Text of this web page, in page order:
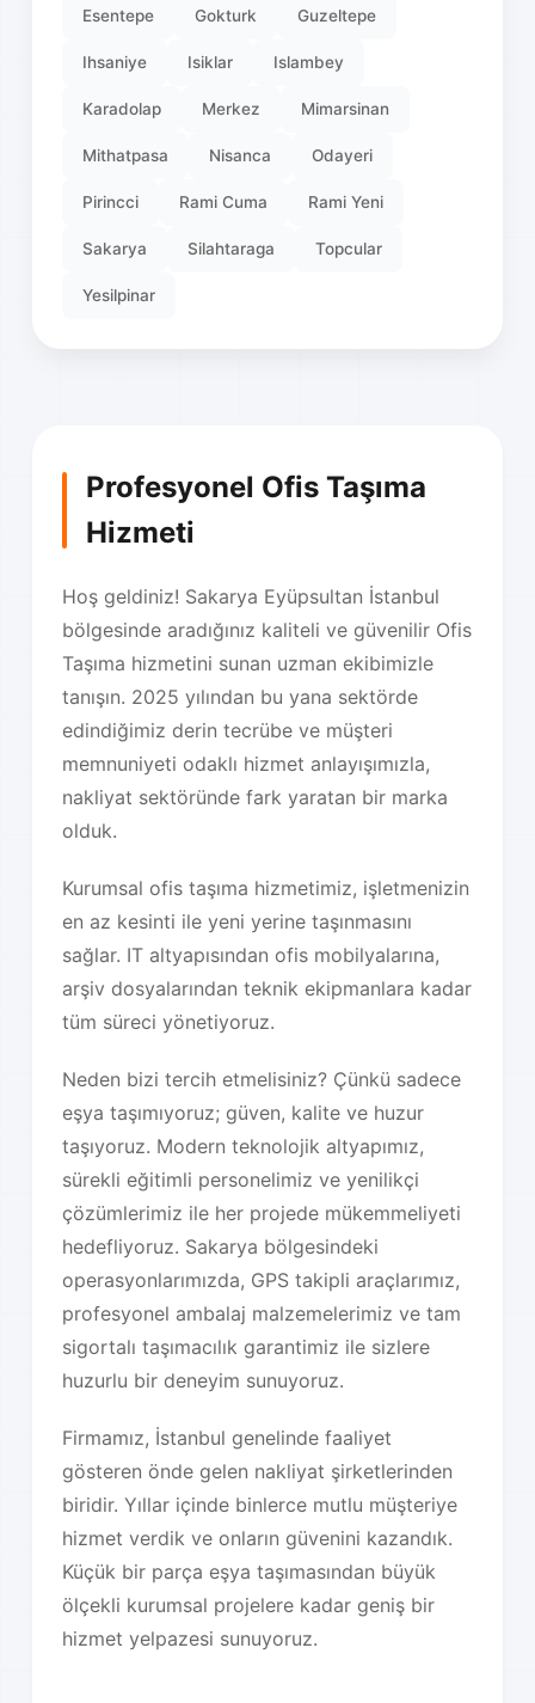
Profesyonel Ofis Taşıma
Hizmeti
Hoş geldiniz! Sakarya Eyüpsultan İstanbul
bölgesinde aradığınız kaliteli ve güvenilir Ofis
Taşıma hizmetini sunan uzman ekibimizle
tanışın. 2025 yılından bu yana sektörde
edindiğimiz derin tecrübe ve müşteri
memnuniyeti odaklı hizmet anlayışımızla,
nakliyat sektöründe fark yaratan bir marka
olduk.
Kurumsal ofis taşıma hizmetimiz, işletmenizin
en az kesinti ile yeni yerine taşınmasını
sağlar. IT altyapısından ofis mobilyalarına,
arşiv dosyalarından teknik ekipmanlara kadar
tüm süreci yönetiyoruz.
Neden bizi tercih etmelisiniz? Çünkü sadece
eşya taşımıyoruz; güven, kalite ve huzur
taşıyoruz. Modern teknolojik altyapımız,
sürekli eğitimli personelimiz ve yenilikçi
çözümlerimiz ile her projede mükemmeliyeti
hedefliyoruz. Sakarya bölgesindeki
operasyonlarımızda, GPS takipli araçlarımız,
profesyonel ambalaj malzemelerimiz ve tam
sigortalı taşımacılık garantimiz ile sizlere
huzurlu bir deneyim sunuyoruz.
Firmamız, İstanbul genelinde faaliyet
gösteren önde gelen nakliyat şirketlerinden
biridir. Yıllar içinde binlerce mutlu müşteriye
hizmet verdik ve onların güvenini kazandık.
Küçük bir parça eşya taşımasından büyük
ölçekli kurumsal projelere kadar geniş bir
hizmet yelpazesi sunuyoruz.
Esentepe Gokturk Guzeltepe
Ihsaniye Isiklar Islambey
Karadolap Merkez Mimarsinan
Mithatpasa Nisanca Odayeri
Pirincci Rami Cuma Rami Yeni
Sakarya Silahtaraga Topcular
Yesilpinar